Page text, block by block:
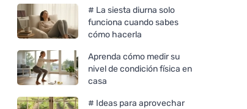
# La siesta diurna solo
funciona cuando sabes
cómo hacerla
Aprenda cómo medir su
nivel de condición física en
casa
# Ideas para aprovechar